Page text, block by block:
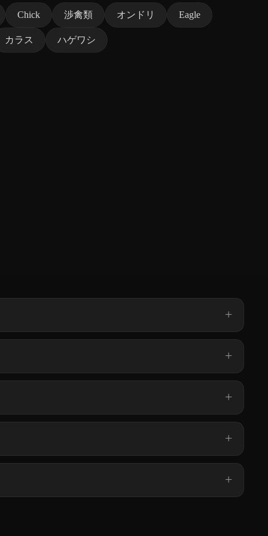
Chick 渉禽類 オンドリ Eagle
カラス ハゲワシ